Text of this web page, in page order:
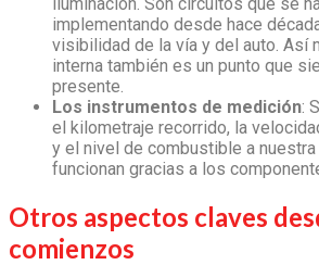
implementando desde hace
visibilidad de la vía y del auto. Así
interna también es un punto que
presente.
Los instrumentos de medición:
el kilometraje recorrido, la
y el nivel de combustible a
funcionan gracias a los
Otros aspectos claves
comienzos